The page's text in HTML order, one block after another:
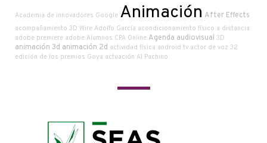
Academia de innovadores Google Animación After Effects
acompañamiento 3D Wire Adolfo García acondicionamiento físico a distancia
adobe premiere adobe Alumnos CPA Online Agenda audiovisual 3D
animación 3d animación 2d actividad física android tv actor de voz 32
edición de los premios Goya actuación Al Pachino